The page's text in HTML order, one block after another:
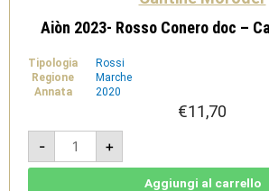
Aiòn 2023- Rosso Conero doc –
Tipologia
Rossi
Regione
Marche
Annata
2020
€11,70
-
Aiòn
2023-
Rosso
Conero
+
Aggiungi al carrello